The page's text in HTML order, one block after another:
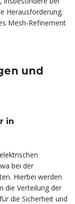
Herausforderung.
Mesh-Refinement
und
in
bei der
Hierbei werden
die Verteilung der
die Sicherheit und